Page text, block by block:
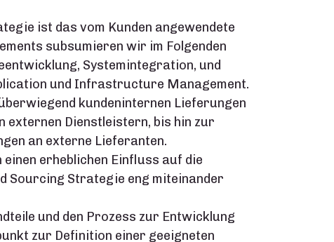
ist das vom Kunden angewendete
subsumieren wir im Folgenden
Systemintegration, und
und Infrastructure Management.
kundeninternen Lieferungen
externen Dienstleistern, bis hin zur
an externe Lieferanten.
erheblichen Einfluss auf die
Sourcing Strategie eng miteinander
und den Prozess zur Entwicklung
zur Definition einer geeigneten